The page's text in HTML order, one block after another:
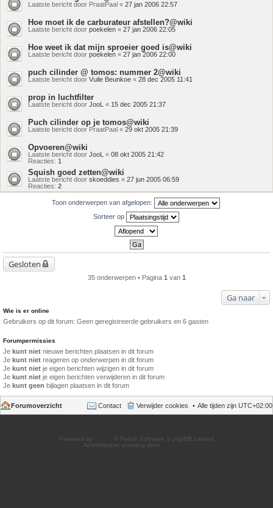
Laatste bericht door PraatPaal « 27 jan 2006 22:57
Hoe moet ik de carburateur afstellen?@wiki
Laatste bericht door poekelen « 27 jan 2006 22:05
Hoe weet ik dat mijn sproeier goed is@wiki
Laatste bericht door poekelen « 27 jan 2006 22:00
puch cilinder @ tomos: nummer 2@wiki
Laatste bericht door Vuile Beunkoe « 28 dec 2005 11:41
prop in luchtfilter
Laatste bericht door JooL « 15 dec 2005 21:37
Puch cilinder op je tomos@wiki
Laatste bericht door PraatPaal « 29 okt 2005 21:39
Opvoeren@wiki
Laatste bericht door JooL « 08 okt 2005 21:42
Reacties: 1
Squish goed zetten@wiki
Laatste bericht door skoeddies « 27 jun 2005 06:59
Reacties: 2
Toon onderwerpen van afgelopen:
Sorteer op
Gesloten
35 onderwerpen • Pagina 1 van 1
Ga naar
Wie is er online
Gebruikers op dit forum: Geen geregistreerde gebruikers en 6 gasten
Forumpermissies
Je kunt niet nieuwe berichten plaatsen in dit forum
Je kunt niet reageren op onderwerpen in dit forum
Je kunt niet je eigen berichten wijzigen in dit forum
Je kunt niet je eigen berichten verwijderen in dit forum
Je kunt geen bijlagen plaatsen in dit forum
Forumoverzicht Alle tijden zijn UTC+02:00
Verwijder cookies
Contact
Powered by
® Forum Software © phpBB Limited
Nederlandse vertaling door